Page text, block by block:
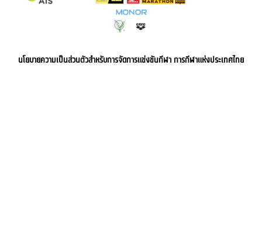
นโยบายความเป็นส่วนตัวสำหรับการจัดการแข่งขันกีฬา การกีฬาแห่งประเทศไทย